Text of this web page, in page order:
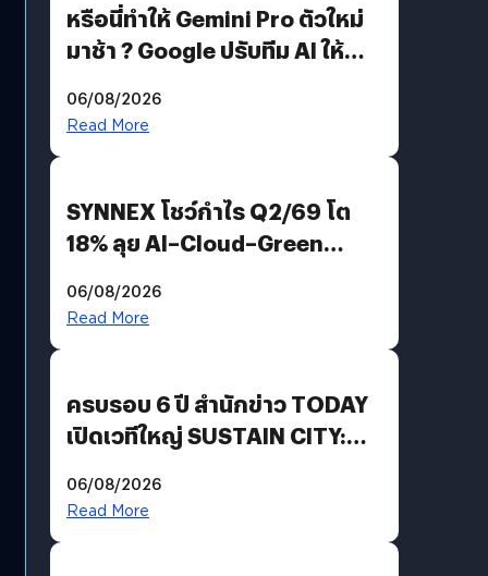
หรือนี่ทำให้ Gemini Pro ตัวใหม่
มาช้า ? Google ปรับทีม AI ให้
AGI
06/08/2026
Read More
SYNNEX โชว์กำไร Q2/69 โต
18% ลุย AI–Cloud–Green
Revenue เร่งเครื่อง New
06/08/2026
Read More
ครบรอบ 6 ปี สำนักข่าว TODAY
เปิดเวทีใหญ่ SUSTAIN CITY:
แนวทางปรับตัวสู่เศรษฐกิจสี
06/08/2026
Read More